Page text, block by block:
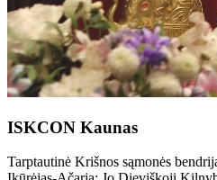
ISKCON Kaunas
Tarptautinė Krišnos sąmonės